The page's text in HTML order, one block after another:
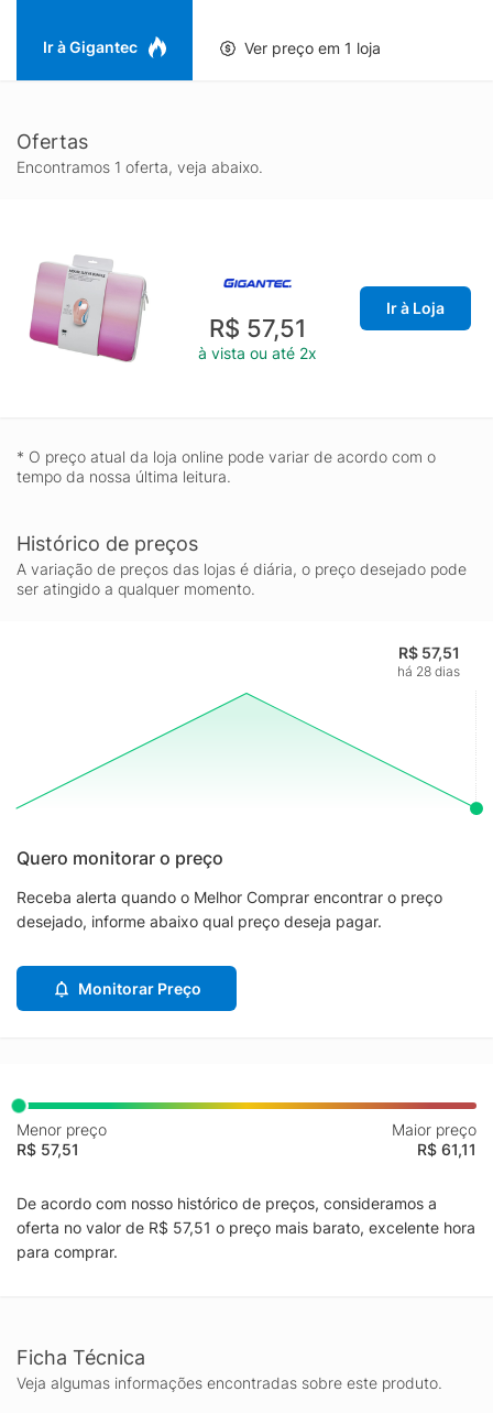
facilitando o transporte na mochila ou bolsa, sendo uma
Ir à Gigantec Ver preço em 1 loja
Ofertas
Encontramos 1 oferta, veja abaixo.
R$ 57,51
à vista ou até 2x
Ir à Loja
* O preço atual da loja online pode variar de acordo com o
tempo da nossa última leitura.
Histórico de preços
A variação de preços das lojas é diária, o preço desejado pode
ser atingido a qualquer momento.
R$ 57,51
há 28 dias
Quero monitorar o preço
Receba alerta quando o Melhor Comprar encontrar o preço
desejado, informe abaixo qual preço deseja pagar.
Monitorar Preço
Menor preço
R$ 57,51
Maior preço
R$ 61,11
De acordo com nosso histórico de preços, consideramos a
oferta no valor de R$ 57,51 o preço mais barato, excelente hora
para comprar.
Ficha Técnica
Veja algumas informações encontradas sobre este produto.